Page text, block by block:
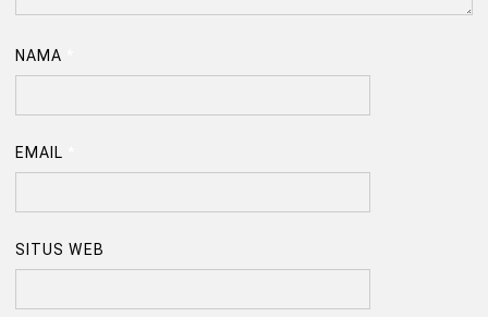
NAMA
EMAIL
SITUS WEB